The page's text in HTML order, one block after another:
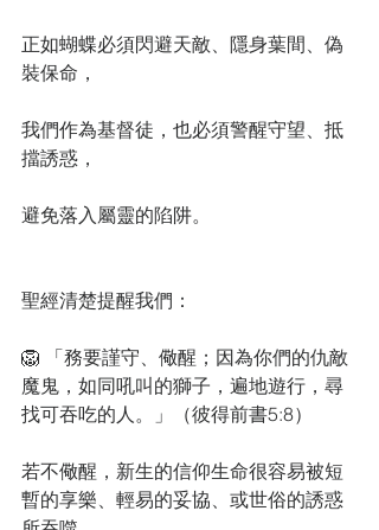
正如蝴蝶必須閃避天敵、隱身葉間、偽
裝保命，
我們作為基督徒，也必須警醒守望、抵
擋誘惑，
避免落入屬靈的陷阱。
聖經清楚提醒我們：
🦁 「務要謹守、儆醒；因為你們的仇敵
魔鬼，如同吼叫的獅子，遍地遊行，尋
找可吞吃的人。」（彼得前書5:8）
若不儆醒，新生的信仰生命很容易被短
暫的享樂、輕易的妥協、或世俗的誘惑